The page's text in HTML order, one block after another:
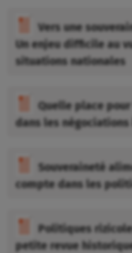
Vers une
Un enjeu difficile au
situations nationales
Quelle place
dans les
Souveraineté
compte dans les
Politiques
petite revue